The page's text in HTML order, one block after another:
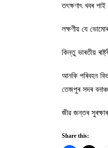
তৎক্ষণাৎ খবৰ
লক্ষণীয় যে
কিন্তু ভাৰতীয়
আনকি পৰিবহন
তেজপুৰ সদৰ
জীৱ জন্তৰ
Share this: